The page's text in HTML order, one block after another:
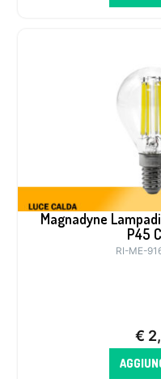
Magnadyne
P45
RI-ME-
€